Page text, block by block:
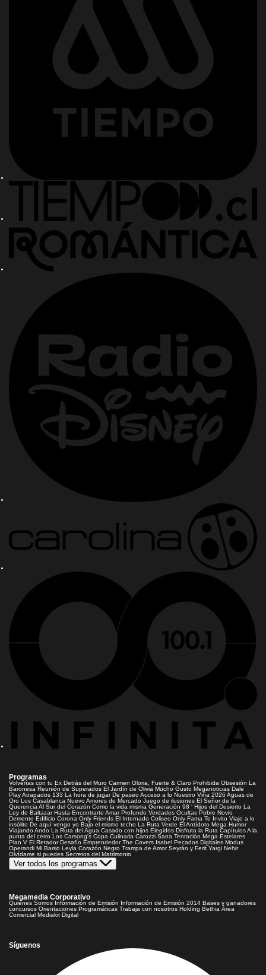
Programas
Volverías con tu Ex Detrás del Muro Carmen Gloria, Fuerte & Claro Prohibida Obsesión La
Baronesa Reunión de Superados El Jardín de Olivia Mucho Gusto Meganoticias Dale
PlayAtrapados 133 La hora de jugar De paseoAcceso a lo Nuestro Viña 2026 Aguas de
Oro Los Casablanca Nuevo Amores de Mercado Juego de ilusiones El Señor de la
Querencia Al Sur del Corazón Como la vida misma Generación 98 ' Hijos del Desierto La
Ley de Baltazar Hasta Encontrarte Amar Profundo Verdades Ocultas Pobre Novio
Demente Edificio Corona Only Friends El Internado Coliseo Only Fama Te Invito Viaje a lo
insólito De aquí vengo yo Bajo el mismo techo La Ruta Verde El Antídoto Mega Humor
Viajando Ando La Ruta del Agua Casado con hijos Elegidos Disfruta la Ruta CapítulosA la
punta del cerro Los Carsong's Copa Culinaria Carozzi Sana Tentación Mega Estelares
Plan V El Retador Desafío Emprendedor The Covers Isabel Pecados Digitales Modus
Operandi Mi Barrio Leyla Corazón Negro Trampa de Amor Seyrán y Ferit Yargi Nehir
Olvídame si puedes Secretos del Matrimonio
Ver todos los programas
Megamedia Corporativo
Quienes Somos Información de Emisión Información de Emisión 2014 Bases y ganadores
concursos Orientaciones Programáticas Trabaja con nosotros Holding Bethia Área
Comercial Mediakit Digital
Síguenos